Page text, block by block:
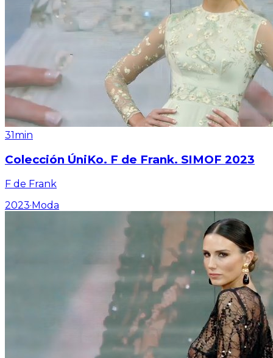
31min
Colección ÚniKo. F de Frank. SIMOF 2023
F de Frank
2023·Moda